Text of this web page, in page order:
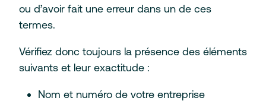
ou d’avoir fait une erreur dans un de ces
termes.
Vérifiez donc toujours la présence des éléments
suivants et leur exactitude :
Nom et numéro de votre entreprise